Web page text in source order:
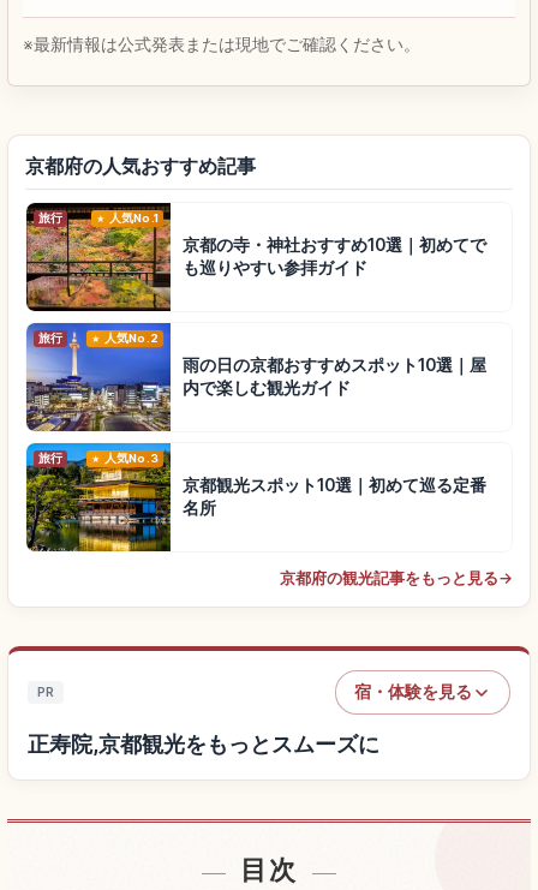
※最新情報は公式発表または現地でご確認ください。
京都府の人気おすすめ記事
旅行 人気No.1
京都の寺・神社おすすめ10選｜初めてで
も巡りやすい参拝ガイド
旅行 人気No.2
雨の日の京都おすすめスポット10選｜屋
内で楽しむ観光ガイド
旅行 人気No.3
京都観光スポット10選｜初めて巡る定番
名所
京都府の観光記事をもっと見る→
PR 宿・体験を見る
正寿院,京都観光をもっとスムーズに
正寿院,京都付近の宿を探す
目次